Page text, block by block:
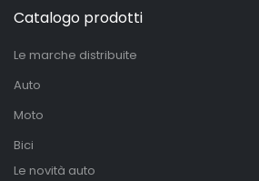
Catalogo prodotti
Le marche distribuite
Auto
Moto
Bici
Le novità auto